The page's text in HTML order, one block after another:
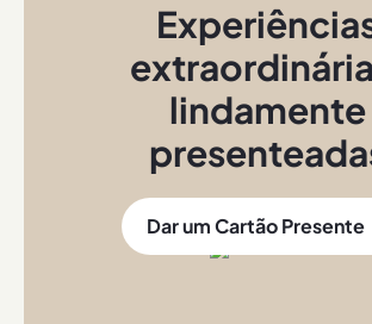
lindamente
Dar um Cartão Presente